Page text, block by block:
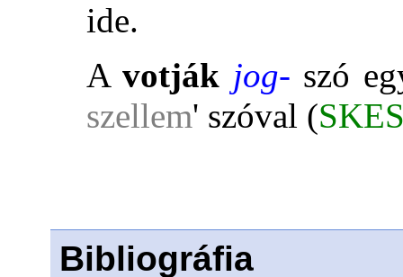
ide.
Avotják jog- szó
szellem' szóval (
Bibliográfia